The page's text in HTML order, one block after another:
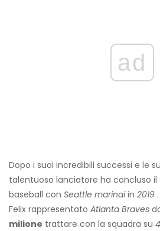
ad
Dopo i suoi incredibili successi e le
talentuoso lanciatore ha concluso il
baseball con Seattle marinai in 2019 .
Felix rappresentato Atlanta Braves
milione trattare con la squadra su